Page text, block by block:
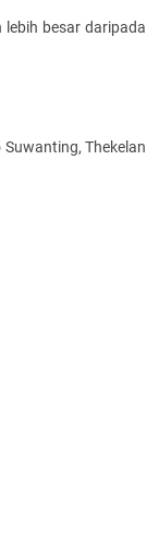
besar daripada
Thekelan